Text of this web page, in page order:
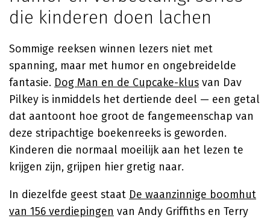
die kinderen doen lachen
Sommige reeksen winnen lezers niet met
spanning, maar met humor en ongebreidelde
fantasie. Dog Man en de Cupcake-klus van Dav
Pilkey is inmiddels het dertiende deel — een getal
dat aantoont hoe groot de fangemeenschap van
deze stripachtige boekenreeks is geworden.
Kinderen die normaal moeilijk aan het lezen te
krijgen zijn, grijpen hier gretig naar.
In diezelfde geest staat De waanzinnige boomhut
van 156 verdiepingen van Andy Griffiths en Terry